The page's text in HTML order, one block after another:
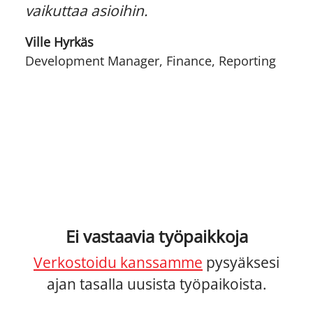
vaikuttaa asioihin.
Ville Hyrkäs
Development Manager, Finance, Reporting
Ei vastaavia työpaikkoja
Verkostoidu kanssamme pysyäksesi
ajan tasalla uusista työpaikoista.